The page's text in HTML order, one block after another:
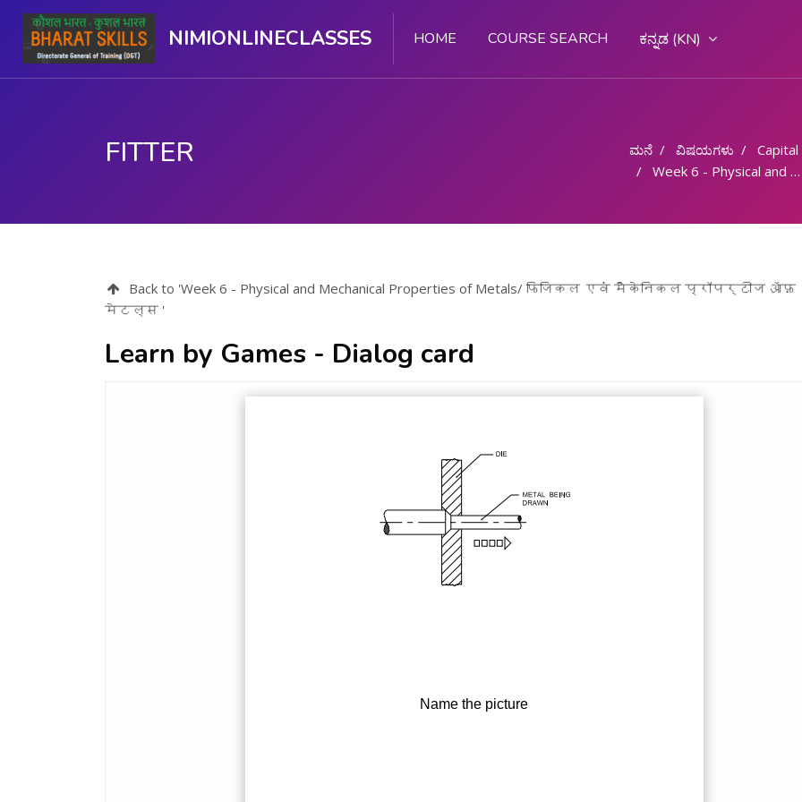
NIMIONLINECLASSES HOME COURSE SEARCH ಕನ್ನಡ ‎(KN)‎
FITTER ಮನೆ ವಿಷಯಗಳು Capital
Week 6 - Physical and Mechanical Properties of Metals/ फिजिकल एवं मैकेनिकल प्रॉपर्टीज ऑफ़ मेटल्स
Back to 'Week 6 - Physical and Mechanical Properties of Metals/ फिजिकल एवं मैकेनिकल प्रॉपर्टीज ऑफ़
मेटल्स '
Learn by Games - Dialog card